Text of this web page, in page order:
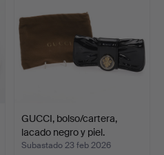
GUCCI, bolso/cartera,
lacado negro y piel.
Subastado 23 feb 2026